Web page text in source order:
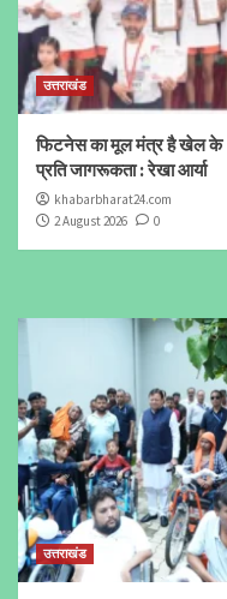
उत्तराखंड
फिटनेस का मूल मंत्र है खेल के
प्रति जागरूकता : रेखा आर्या
khabarbharat24.com
2 August 2026
0
उत्तराखंड